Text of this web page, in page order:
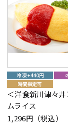
＜洋食新川津々
ムライス
1,296円（税込）